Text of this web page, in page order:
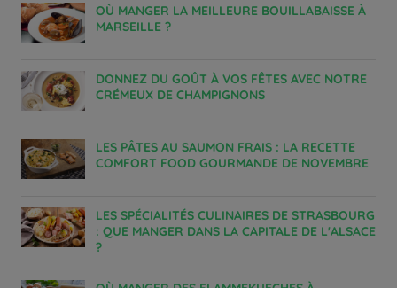
OÙ MANGER LA MEILLEURE BOUILLABAISSE À
MARSEILLE ?
DONNEZ DU GOÛT À VOS FÊTES AVEC NOTRE
CRÉMEUX DE CHAMPIGNONS
LES PÂTES AU SAUMON FRAIS : LA RECETTE
COMFORT FOOD GOURMANDE DE NOVEMBRE
LES SPÉCIALITÉS CULINAIRES DE STRASBOURG
: QUE MANGER DANS LA CAPITALE DE L'ALSACE
?